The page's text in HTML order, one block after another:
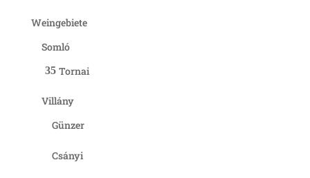
Weingebiete
Somló
Tornai
Villány
Günzer
Csányi